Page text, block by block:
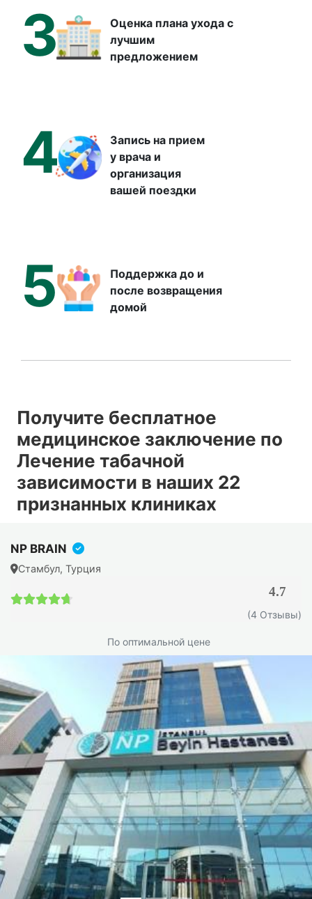
3
Оценка плана ухода с
лучшим
предложением
4
Запись на прием
у врача и
организация
вашей поездки
5
Поддержка до и
после возвращения
домой
Получите бесплатное
медицинское заключение по
Лечение табачной
зависимости в наших 22
признанных клиниках
NP BRAIN
Стамбул, Турция
4.7
(4 Отзывы)
По оптимальной цене